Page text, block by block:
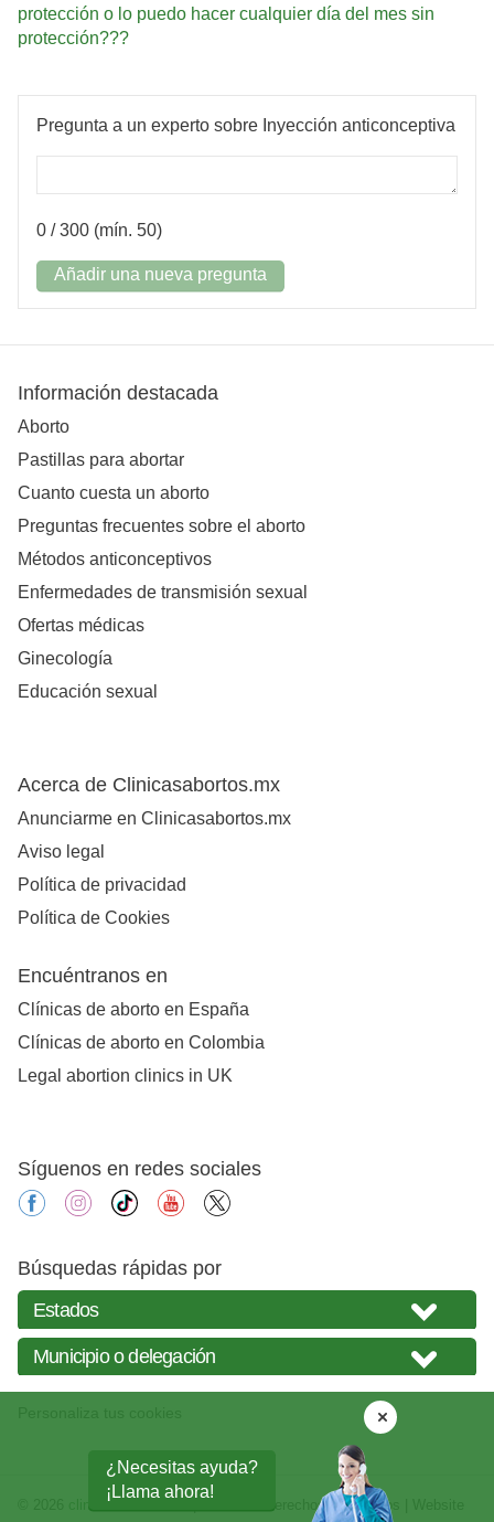
protección o lo puedo hacer cualquier día del mes sin
protección???
Pregunta a un experto sobre Inyección anticonceptiva
0 / 300 (mín. 50)
Añadir una nueva pregunta
¿Necesitas ayuda?
¡Llama ahora!
Información destacada
Aborto
Pastillas para abortar
Cuanto cuesta un aborto
Preguntas frecuentes sobre el aborto
Métodos anticonceptivos
Enfermedades de transmisión sexual
Ofertas médicas
Ginecología
Educación sexual
Acerca de Clinicasabortos.mx
Anunciarme en Clinicasabortos.mx
Aviso legal
Política de privacidad
Política de Cookies
Encuéntranos en
Clínicas de aborto en España
Clínicas de aborto en Colombia
Legal abortion clinics in UK
Síguenos en redes sociales
facebookinstagram
tiktok youtube
Búsquedas rápidas por
clinicasabortos.mx
| Todos los derechos reservados | Website